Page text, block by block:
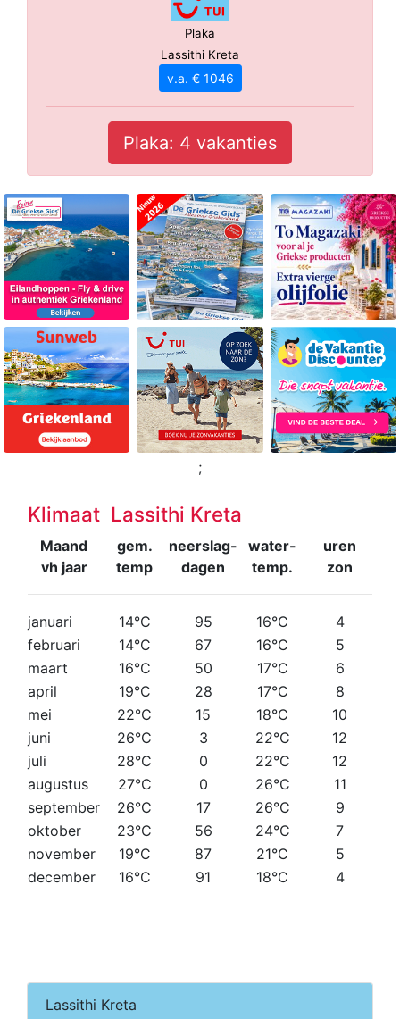
Plaka
Lassithi Kreta
v.a. € 1046
Plaka: 4 vakanties
;
Klimaat Lassithi Kreta
Maand
vh jaar
gem.
temp
neerslag-
dagen
water-
temp.
uren
zon
januari 14°C 95 16°C
4
februari
14°C 67 16°C
5
maart
16°C 50 17°C
6
april
19°C 28 17°C
8
mei
22°C 15 18°C
10
juni
26°C 3 22°C
12
juli
28°C 0 22°C
12
augustus
27°C 0 26°C
11
september
26°C 17 26°C
9
oktober
23°C 56 24°C
7
november
19°C 87 21°C
5
december
16°C 91 18°C 4
Lassithi Kreta